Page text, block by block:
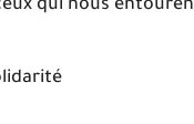
qui nous